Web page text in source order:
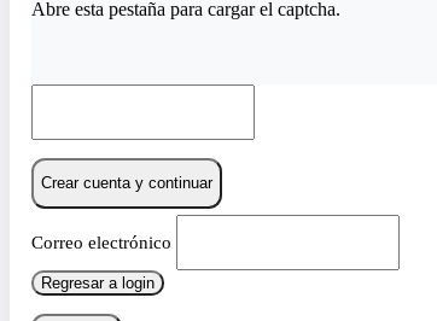
Abre esta pestaña para cargar el captcha.
Crear cuenta y continuar
Correo electrónico
Regresar a login